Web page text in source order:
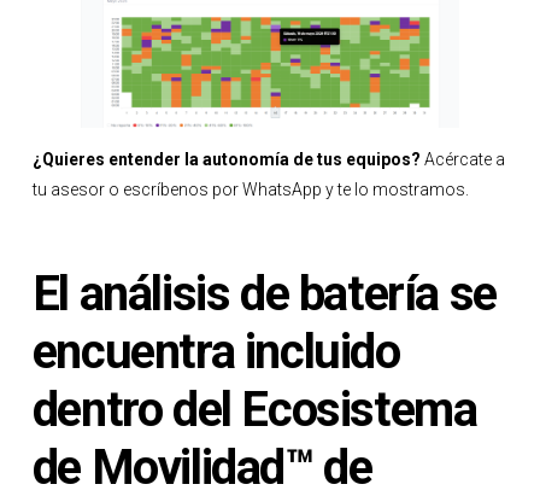
¿Quieres entender la autonomía de tus equipos? Acércate a
tu asesor o escríbenos por WhatsApp y te lo mostramos.
El análisis de batería se
encuentra incluido
dentro del Ecosistema
de Movilidad™ de